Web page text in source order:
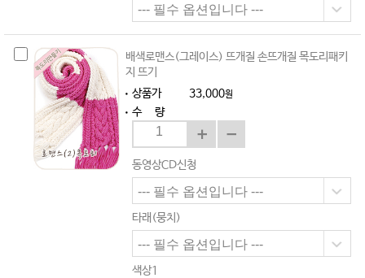
배색로맨스(그레이스) 뜨개질 손뜨개질 목도리패키
지 뜨기
상품가
33,000원
수 량
동영상CD신청
타래(뭉치)
색상1